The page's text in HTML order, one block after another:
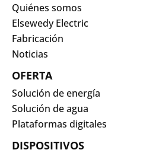
Quiénes somos
Elsewedy Electric
Fabricación
Noticias
OFERTA
Solución de energía
Solución de agua
Plataformas digitales
DISPOSITIVOS